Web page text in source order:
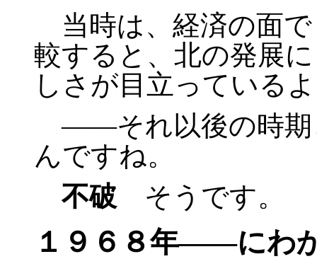
当時は、経済の面で
較すると、北の発展
しさが目立っている
――それ以後の時期
んですね。
不破 そうです。
１９６８年――にわ